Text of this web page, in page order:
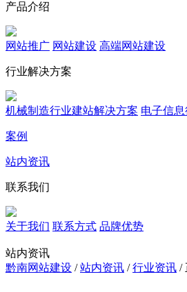
产品介绍
网站推广 网站建设 高端网站建设
行业解决方案
机械制造行业建站解决方案 电子信
案例
站内资讯
联系我们
关于我们 联系方式 品牌优势
站内资讯
黔南网站建设 /站内资讯 /行业资讯 /